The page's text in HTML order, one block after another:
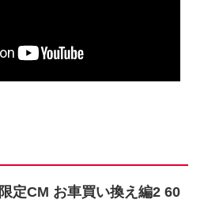
定CM お車買い換え編2 60